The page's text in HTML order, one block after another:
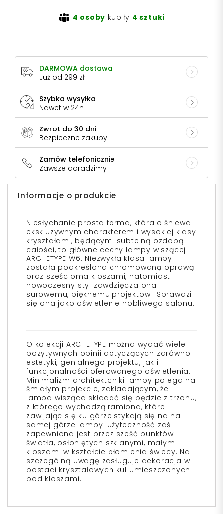
4 osoby kupiły 4 sztuki
DARMOWA dostawa
Już od 299 zł
Szybka wysyłka
Nawet w 24h
Zwrot do 30 dni
Bezpieczne zakupy
Zamów telefonicznie
Zawsze doradzimy
Informacje o produkcie
Niesłychanie prosta forma, która olśniewa
ekskluzywnym charakterem i wysokiej klasy
kryształami, będącymi subtelną ozdobą
całości, to główne cechy lampy wiszącej
ARCHETYPE W6. Niezwykła klasa lampy
została podkreślona chromowaną oprawą
oraz sześcioma kloszami, natomiast
nowoczesny styl zawdzięcza ona
surowemu, pięknemu projektowi. Sprawdzi
się ona jako oświetlenie nobliwego salonu.
O kolekcji ARCHETYPE można wydać wiele
pozytywnych opinii dotyczących zarówno
estetyki, genialnego projektu, jak i
funkcjonalności oferowanego oświetlenia.
Minimalizm architektoniki lampy polega na
śmiałym projekcie, zakładającym, że
lampa wisząca składać się będzie z trzonu,
z którego wychodzą ramiona, które
zawijając się ku górze stykają się na na
samej górze lampy. Użyteczność zaś
zapewniona jest przez sześć punktów
światła, osłoniętych szklanymi, małymi
kloszami w kształcie płomienia świecy. Na
szczególną uwagę zasługuje dekoracja w
postaci kryształowych kul umieszczonych
pod kloszami.